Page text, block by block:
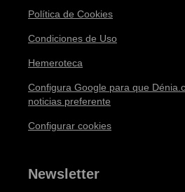
Política de Cookies
Condiciones de Uso
Hemeroteca
Configura Google para que
noticias preferente
Configurar cookies
Newsletter